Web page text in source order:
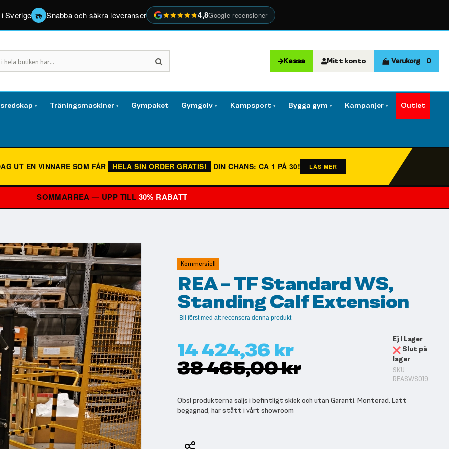
Sverige Snabba och säkra leveranser 4,8Google-recensioner
Kassa Mitt konto Varukorg 0
▾ Träningsmaskiner ▾ Gympaket Gymgolv ▾ Kampsport ▾ Bygga gym ▾ Kampanjer ▾ Outlet
UT EN VINNARE SOM FÅR HELA SIN ORDER GRATIS! DIN CHANS: CA 1 PÅ 30! LÄS MER
SOMMARREA — UPP TILL 30% RABATT
Kommersiell
REA - TF Standard WS,
Standing Calf Extension
Bli först med att recensera denna produkt
14 424,36 kr
38 465,00 kr
Ej I Lager
Slut på
lager
SKU
REASWS019
Obs! produkterna säljs i befintligt skick och utan Garanti. Monterad. Lätt
begagnad, har stått i vårt showroom